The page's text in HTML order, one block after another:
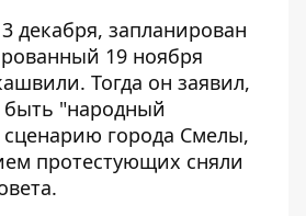
декабря, запланирован
19 ноября
Тогда он заявил,
быть "народный
города Смелы,
протестующих сняли